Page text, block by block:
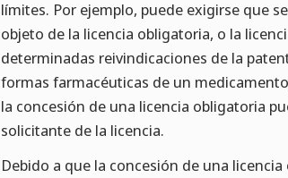
límites. Por ejemplo, puede exigirse que
objeto de la licencia obligatoria, o la
determinadas reivindicaciones de la
formas farmacéuticas de un
la concesión de una licencia obligatoria
solicitante de la licencia.
Debido a que la concesión de una